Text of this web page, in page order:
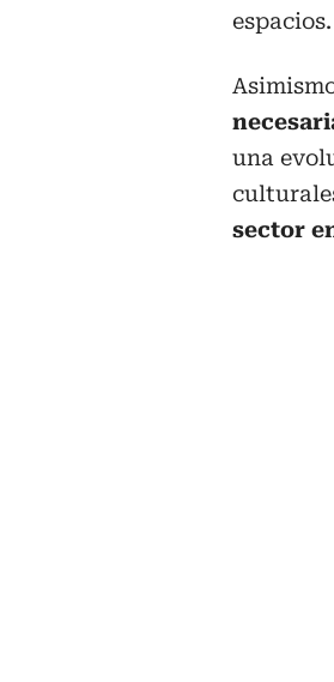
espacios.
una
sector